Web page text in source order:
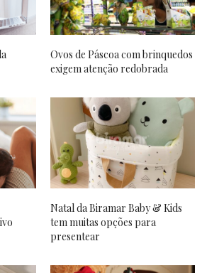
Ovos de Páscoa com brinquedos
exigem atenção redobrada
Natal da Biramar Baby & Kids
tem muitas opções para
presentear